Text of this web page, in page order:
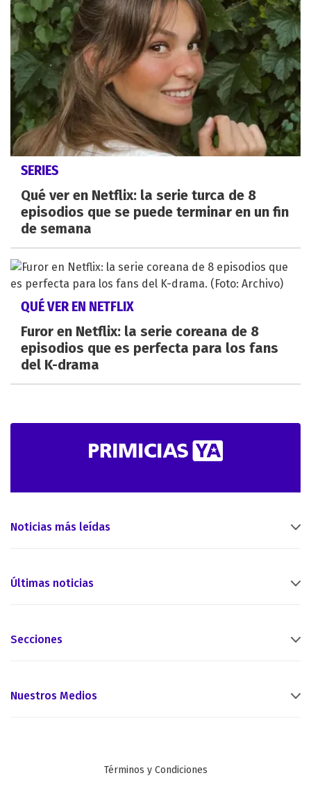
SERIES
Qué ver en Netflix: la serie turca de 8
episodios que se puede terminar en un fin
de semana
QUÉ VER EN NETFLIX
Furor en Netflix: la serie coreana de 8
episodios que es perfecta para los fans
del K-drama
Noticias más leídas
Últimas noticias
Secciones
Nuestros Medios
Términos y Condiciones